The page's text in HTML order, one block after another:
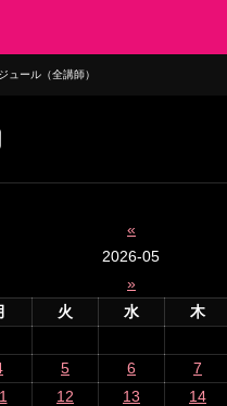
ュール（全講師）
«
2026-05
»
火 水 木
5 6 7
12 13 14